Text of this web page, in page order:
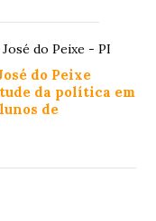
José do Peixe - PI
do Peixe
da política em
de